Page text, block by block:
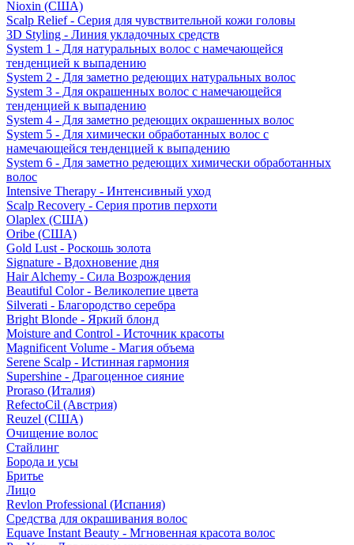
Nioxin (США)
Scalp Relief - Серия для чувствительной кожи головы
3D Styling - Линия укладочных средств
System 1 - Для натуральных волос с намечающейся
тенденцией к выпадению
System 2 - Для заметно редеющих натуральных волос
System 3 - Для окрашенных волос с намечающейся
тенденцией к выпадению
System 4 - Для заметно редеющих окрашенных волос
System 5 - Для химически обработанных волос с
намечающейся тенденцией к выпадению
System 6 - Для заметно редеющих химически обработанных
волос
Intensive Therapy - Интенсивный уход
Scalp Recovery - Серия против перхоти
Olaplex (США)
Oribe (США)
Gold Lust - Роскошь золота
Signature - Вдохновение дня
Hair Alchemy - Сила Возрождения
Beautiful Color - Великолепие цвета
Silverati - Благородство серебра
Bright Blonde - Яркий блонд
Moisture and Control - Источник красоты
Magnificent Volume - Магия объема
Serene Scalp - Истинная гармония
Supershine - Драгоценное сияние
Proraso (Италия)
RefectoCil (Австрия)
Reuzel (США)
Очищение волос
Стайлинг
Борода и усы
Бритье
Лицо
Revlon Professional (Испания)
Средства для окрашивания волос
Equave Instant Beauty - Мгновенная красота волос